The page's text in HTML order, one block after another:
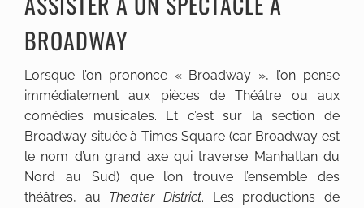
BROADWAY
Lorsque l’on prononce « Broadway », l’on pense
immédiatement aux pièces de Théâtre ou aux
comédies musicales. Et c’est sur la section de
Broadway située à Times Square (car Broadway est
le nom d’un grand axe qui traverse Manhattan du
Nord au Sud) que l’on trouve l’ensemble des
théâtres, au Theater District. Les productions de